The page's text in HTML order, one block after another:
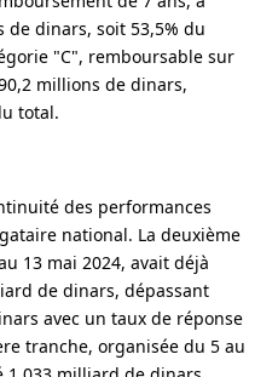
de dinars, soit 53,5% du
"C", remboursable sur
millions de dinars,
total.
des performances
national. La deuxième
13 mai 2024, avait déjà
de dinars, dépassant
avec un taux de réponse
tranche, organisée du 5 au